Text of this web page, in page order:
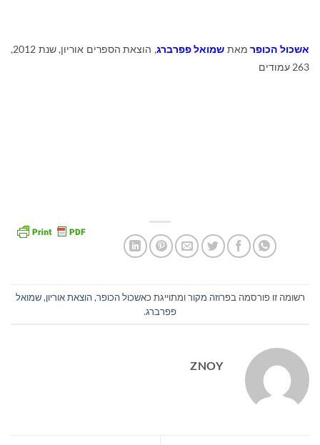
אשכול הכופרמאת שמואל פפרברג
, הוצאת הספרים אוריון, שנת 2012,
263 עמודים
רשומה זו פורסמה בפרוזה מקורומתוייגת כאשכול הכופר,הוצאת אוריון,שמואל
פפרברג.
ZNOY